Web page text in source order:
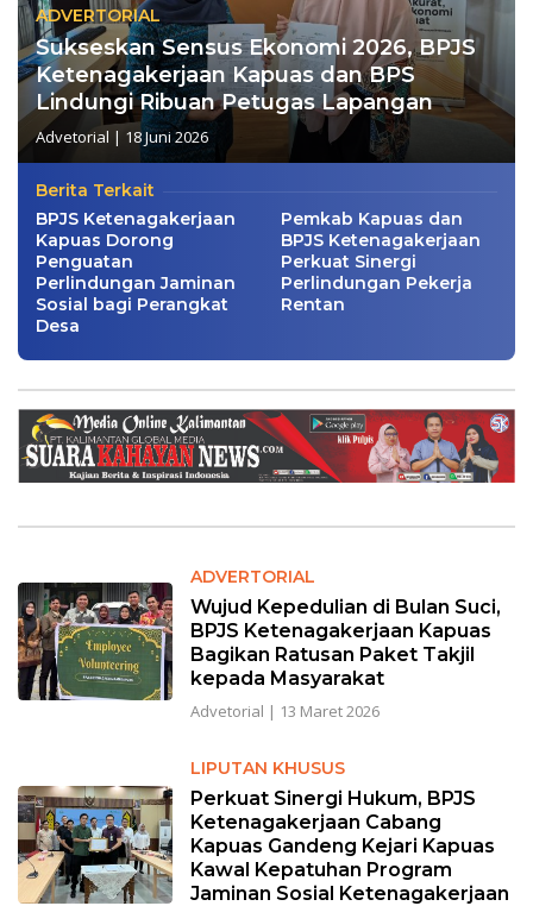
ADVERTORIAL
Sukseskan Sensus Ekonomi 2026, BPJS
Ketenagakerjaan Kapuas dan BPS
Lindungi Ribuan Petugas Lapangan
Advetorial | 18 Juni 2026
Berita Terkait
BPJS Ketenagakerjaan
Kapuas Dorong
Penguatan
Perlindungan Jaminan
Sosial bagi Perangkat
Desa
Pemkab Kapuas dan
BPJS Ketenagakerjaan
Perkuat Sinergi
Perlindungan Pekerja
Rentan
ADVERTORIAL
Wujud Kepedulian di Bulan Suci,
BPJS Ketenagakerjaan Kapuas
Bagikan Ratusan Paket Takjil
kepada Masyarakat
Advetorial | 13 Maret 2026
LIPUTAN KHUSUS
Perkuat Sinergi Hukum, BPJS
Ketenagakerjaan Cabang
Kapuas Gandeng Kejari Kapuas
Kawal Kepatuhan Program
Jaminan Sosial Ketenagakerjaan